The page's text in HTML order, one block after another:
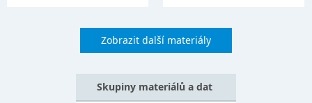
Zobrazit další materiály
Skupiny materiálů a dat